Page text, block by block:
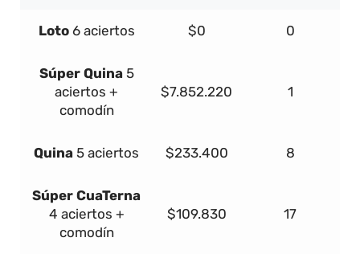
Loto 6 aciertos $0 0
Súper Quina 5
aciertos +
comodín
$7.852.220 1
Quina 5 aciertos $233.400 8
Súper CuaTerna
4 aciertos +
comodín
$109.830 17